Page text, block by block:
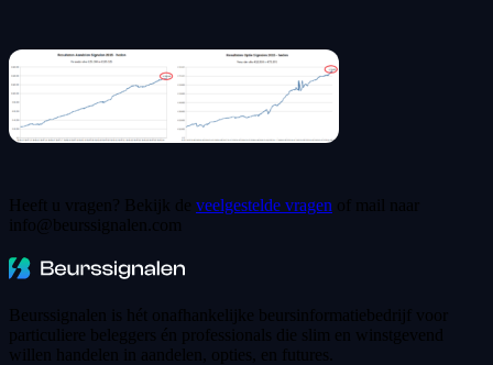
Heeft u vragen? Bekijk de veelgestelde vragen of mail naar
info@beurssignalen.com
Beurssignalen is hét onafhankelijke beursinformatiebedrijf voor
particuliere beleggers én professionals die slim en winstgevend
willen handelen in aandelen, opties, en futures.